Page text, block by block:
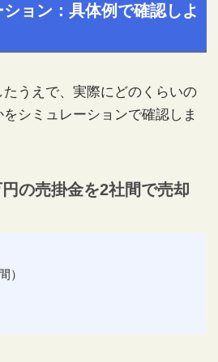
ョン：具体例で確認しよ
うえで、実際にどのくらいの
シミュレーションで確認しま
の売掛金を2社間で売却
）